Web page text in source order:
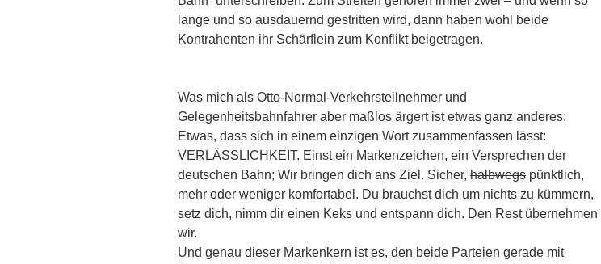
lange und so ausdauernd gestritten wird, dann haben wohl beide
Kontrahenten ihr Schärflein zum Konflikt beigetragen.
Was mich als Otto-Normal-Verkehrsteilnehmer und
Gelegenheitsbahnfahrer aber maßlos ärgert ist etwas ganz anderes:
Etwas, dass sich in einem einzigen Wort zusammenfassen lässt:
VERLÄSSLICHKEIT. Einst ein Markenzeichen, ein Versprechen der
deutschen Bahn; Wir bringen dich ans Ziel. Sicher, halbwegs pünktlich,
mehr oder weniger komfortabel. Du brauchst dich um nichts zu kümmern,
setz dich, nimm dir einen Keks und entspann dich. Den Rest übernehmen
wir.
Und genau dieser Markenkern ist es, den beide Parteien gerade mit